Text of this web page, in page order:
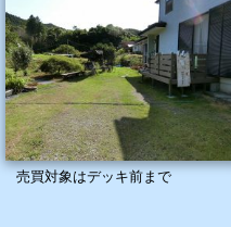
売買対象はデッキ前まで